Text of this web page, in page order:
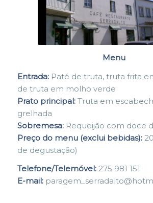
Menu
Entrada: Paté de truta, truta frita
de truta em molho verde
Prato principal: Truta em
grelhada
Sobremesa: Requeijão com doce
Preço do menu (exclui bebidas):
de degustação)
Telefone/Telemóvel:275 981 151
E-mail: